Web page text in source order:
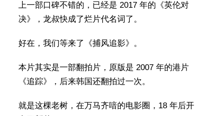
上一部口碑不错的，已经是 2017 年的《英伦对
决》，龙叔快成了烂片代名词了。
好在，我们等来了《捕风追影》。
本片其实是一部翻拍片，原版是 2007 年的港片
《追踪》，后来韩国还翻拍过一次。
就是这棵老树，在万马齐喑的电影圈，18 年后开